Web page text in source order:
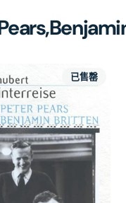
已售罄